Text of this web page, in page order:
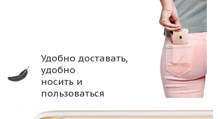
Удобно доставать,
удобно
носить и
пользоваться